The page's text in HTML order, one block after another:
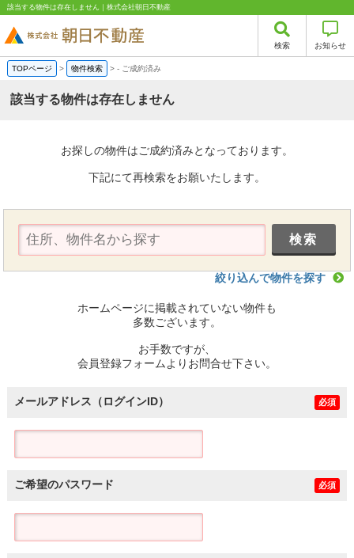
該当する物件は存在しません｜株式会社朝日不動産
検索 お知らせ
TOPページ > 物件検索 >- ご成約済み
該当する物件は存在しません
お探しの物件はご成約済みとなっております。
下記にて再検索をお願いたします。
絞り込んで物件を探す
ホームページに掲載されていない物件も
多数ございます。
お手数ですが、
会員登録フォームよりお問合せ下さい。
メールアドレス（ログインID） 必須
ご希望のパスワード 必須